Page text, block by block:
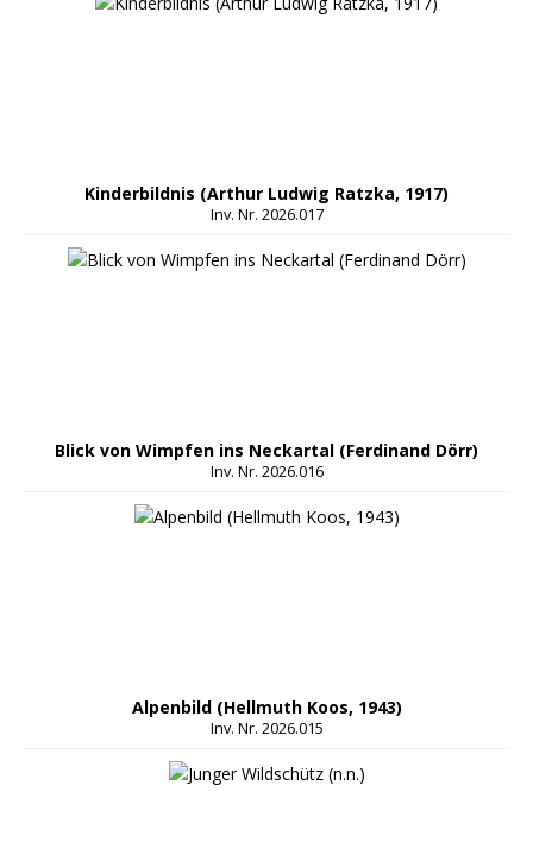
Kinderbildnis (Arthur Ludwig Ratzka, 1917)
Inv. Nr. 2026.017
Blick von Wimpfen ins Neckartal (Ferdinand Dörr)
Inv. Nr. 2026.016
Alpenbild (Hellmuth Koos, 1943)
Inv. Nr. 2026.015